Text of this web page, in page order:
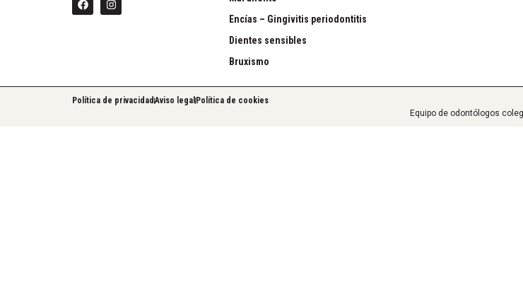
Encías – Gingivitis periodontitis
Dientes sensibles
Bruxismo
Política de privacidad Aviso legal Política de cookies
Equipo de odontólogos